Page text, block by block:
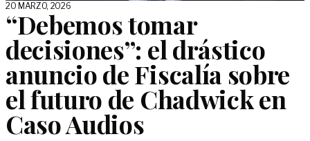
20 MARZO, 2026
“Debemos tomar
decisiones”: el drástico
anuncio de Fiscalía sobre
el futuro de Chadwick en
Caso Audios